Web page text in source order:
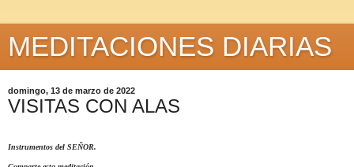
MEDITACIONES DIARIAS
domingo, 13 de marzo de 2022
VISITAS CON ALAS
Instrumentos del SEÑOR.